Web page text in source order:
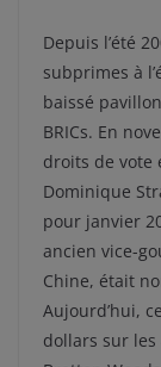
Depuis l’été
subprimes à
baissé
BRICs. En
droits de vote
Dominique
pour janvier
ancien vice-
Chine, était
Aujourd’hui,
dollars sur les